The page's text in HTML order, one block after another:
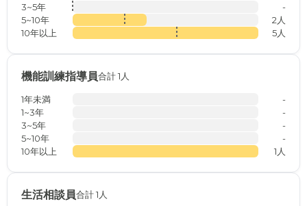
3~5年
-
5~10年
2人
10年以上
5人
機能訓練指導員合計 1人
1年未満
-
1~3年
-
3~5年
-
5~10年
-
10年以上
1人
生活相談員合計 1人